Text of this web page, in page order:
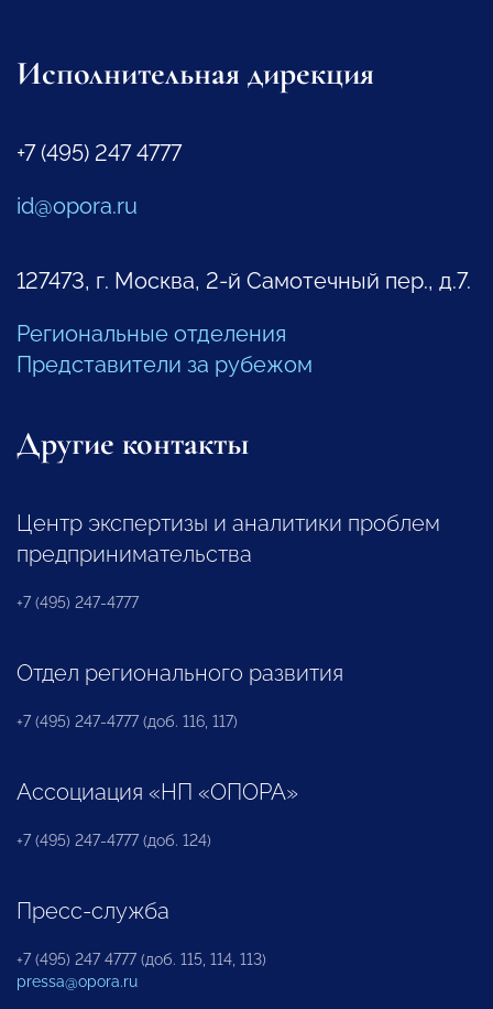
Исполнительная дирекция
+7 (495) 247 4777
id@opora.ru
127473, г. Москва, 2-й Самотечный пер., д.7.
Региональные отделения
Представители за рубежом
Другие контакты
Центр экспертизы и аналитики проблем
предпринимательства
+7 (495) 247-4777
Отдел регионального развития
+7 (495) 247-4777 (доб. 116, 117)
Ассоциация «НП «ОПОРА»
+7 (495) 247-4777 (доб. 124)
Пресс-служба
+7 (495) 247 4777 (доб. 115, 114, 113)
pressa@opora.ru